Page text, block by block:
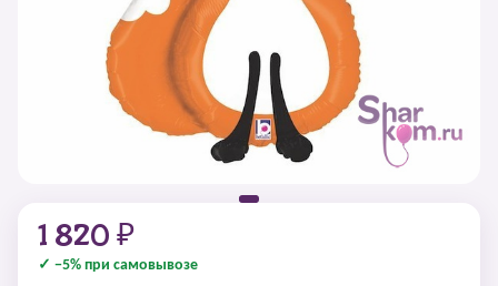
1 820 ₽
✓ −5% при самовывозе